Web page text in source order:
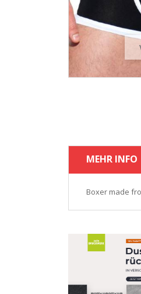
MEHR INFO
Boxer made